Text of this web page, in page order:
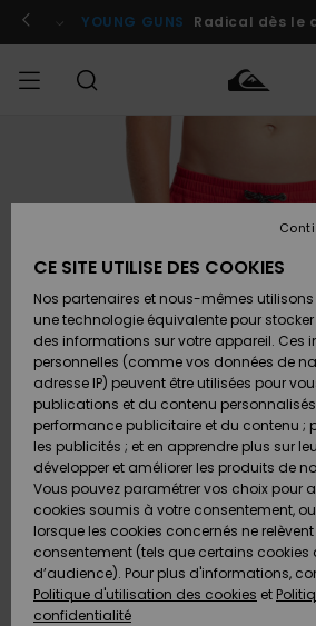
l'information
le
Se connecter / s'inscrire
YOUNG GUNS Radical dès le
Vêtements
Chaussures
& Tongs
Surf
Snow
Nouveautés
Vêtements
Chaussures
& Tongs
Surf
Snow
Nouveautés
FEMME
Shop
A
Découvrir
Snow
SURF
Surf
Shop
Homme
Surf
Shop
Enfant
Highlights
Communauté
SNOW
Snow
Shop
Homme
Snow
Shop
Enfant
Snow
Shop
Femme
A
Découvrir
Communauté
OUTLET
Outlet
Homme
Enfant
Outlet
Femme
AIDE &
CONTACT
ma
commande
Retours
Paiement
Carte
Cadeau
Quiksilver
Freedom
Protection
des
MAGASINS
CE SITE UTILISE DES COOKIES
Nos partenaires et nous-mêmes
une technologie équivalente pour
des informations sur votre appareil. Ces
personnelles (comme vos données de
adresse IP) peuvent être utilisées pour
publications et du contenu
performance publicitaire et du contenu ;
les publicités ; et en apprendre plus sur
développer et améliorer les produits de
Vous pouvez paramétrer vos choix pour
cookies soumis à votre consentement,
lorsque les cookies concernés ne
consentement (tels que certains cookies
d’audience). Pour plus d'informations,
Politique d'utilisation des cookies et
confidentialité